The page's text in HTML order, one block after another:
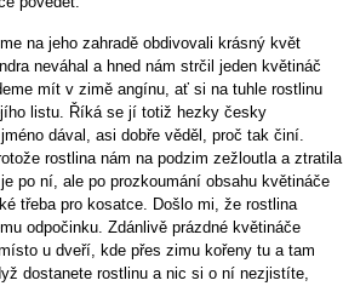
na jeho zahradě obdivovali krásný květ
neváhal a hned nám strčil jeden květináč
mít v zimě angínu, ať si na tuhle rostlinu
listu. Říká se jí totiž hezky česky
dával, asi dobře věděl, proč tak činí.
rostlina nám na podzim zežloutla a ztratila
po ní, ale po prozkoumání obsahu květináče
třeba pro kosatce. Došlo mi, že rostlina
odpočinku. Zdánlivě prázdné květináče
u dveří, kde přes zimu kořeny tu a tam
dostanete rostlinu a nic si o ní nezjistíte,